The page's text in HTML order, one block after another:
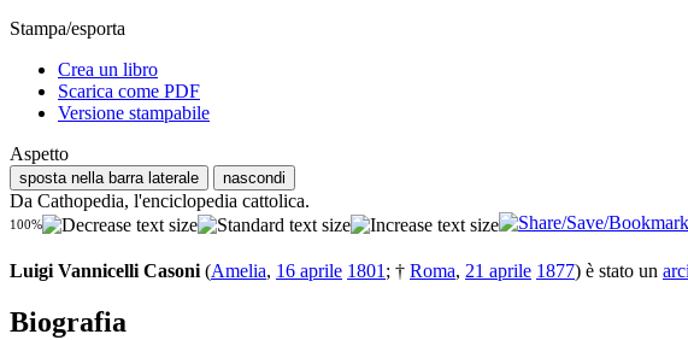
Stampa/esporta
Crea un libro
Scarica come PDF
Versione stampabile
Aspetto
sposta nella barra laterale nascondi
Da Cathopedia, l'enciclopedia cattolica.
100%
Luigi Vannicelli Casoni (Amelia, 16 aprile 1801 ; † Roma, 21 aprile 1877) è stato un
Biografia